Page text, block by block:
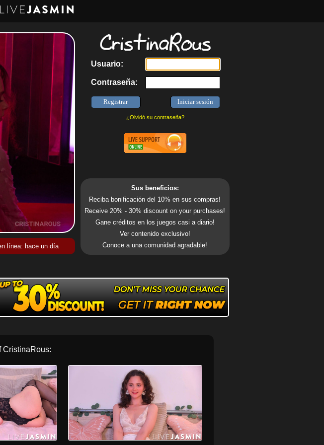
línea: hace un día
Usuario:
Contraseña:
¿Olvidó su contraseña?
Sus beneficios:
Reciba bonificación del 10% en sus compras!
Receive 20% - 30% discount on your purchases!
Gane créditos en los juegos casi a diario!
Ver contenido exclusivo!
Conoce a una comunidad agradable!
CristinaRous: